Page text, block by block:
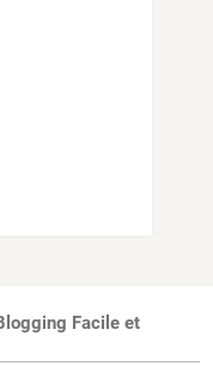
Facile et